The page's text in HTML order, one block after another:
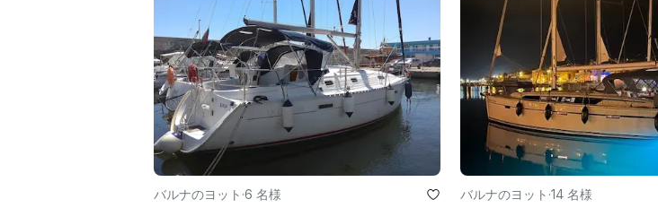
バルナのヨット ·6 名様 バルナのヨット ·14 名様